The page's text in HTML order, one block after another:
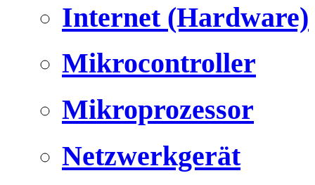
Internet (Hardware)
Mikrocontroller
Mikroprozessor
Netzwerkgerät